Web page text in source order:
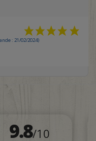
: 21/02/2024)